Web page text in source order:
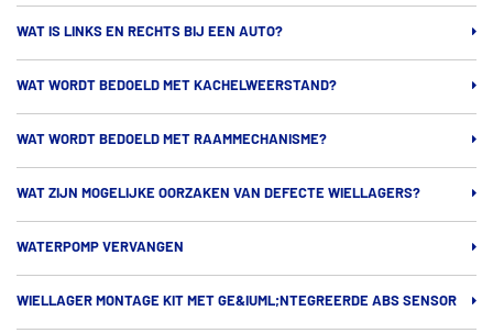
WAT IS LINKS EN RECHTS BIJ EEN AUTO?
WAT WORDT BEDOELD MET KACHELWEERSTAND?
WAT WORDT BEDOELD MET RAAMMECHANISME?
WAT ZIJN MOGELIJKE OORZAKEN VAN DEFECTE WIELLAGERS?
WATERPOMP VERVANGEN
WIELLAGER MONTAGE KIT MET GE&IUML;NTEGREERDE ABS SENSOR